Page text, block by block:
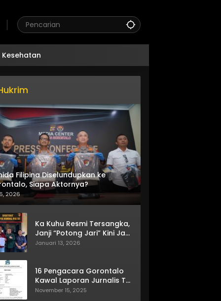
Kesehatan
Filipina Diselundupkan ke
Siapa Aktornya?
2026
Ka Kuhu Resmi Tersangka,
Janji “Potong Jari” Kini Jadi
Bumerang
Januari 13, 2026
16 Pengacara Gorontalo
Kawal Laporan Jurnalis TV
One
November 15, 2025